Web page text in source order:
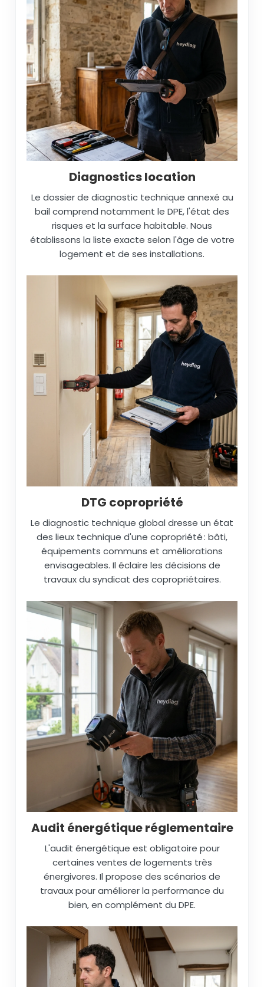
Diagnostics location
Le dossier de diagnostic technique annexé au
bail comprend notamment le DPE, l'état des
risques et la surface habitable. Nous
établissons la liste exacte selon l'âge de votre
logement et de ses installations.
DTG copropriété
Le diagnostic technique global dresse un état
des lieux technique d'une copropriété : bâti,
équipements communs et améliorations
envisageables. Il éclaire les décisions de
travaux du syndicat des copropriétaires.
Audit énergétique réglementaire
L'audit énergétique est obligatoire pour
certaines ventes de logements très
énergivores. Il propose des scénarios de
travaux pour améliorer la performance du
bien, en complément du DPE.